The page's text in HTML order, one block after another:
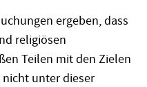
ergeben, dass
religiösen
Teilen mit den Zielen
nicht unter dieser